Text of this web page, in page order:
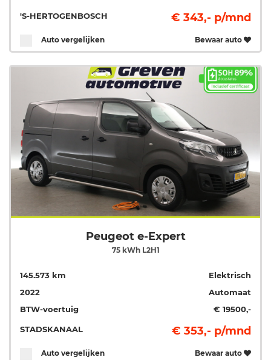
'S-HERTOGENBOSCH € 343,- p/mnd
Auto vergelijken Bewaar auto
Peugeot e-Expert
75 kWh L2H1
145.573 km
Elektrisch
2022
Automaat
BTW-voertuig
€ 19500,-
STADSKANAAL € 353,- p/mnd
Auto vergelijken Bewaar auto